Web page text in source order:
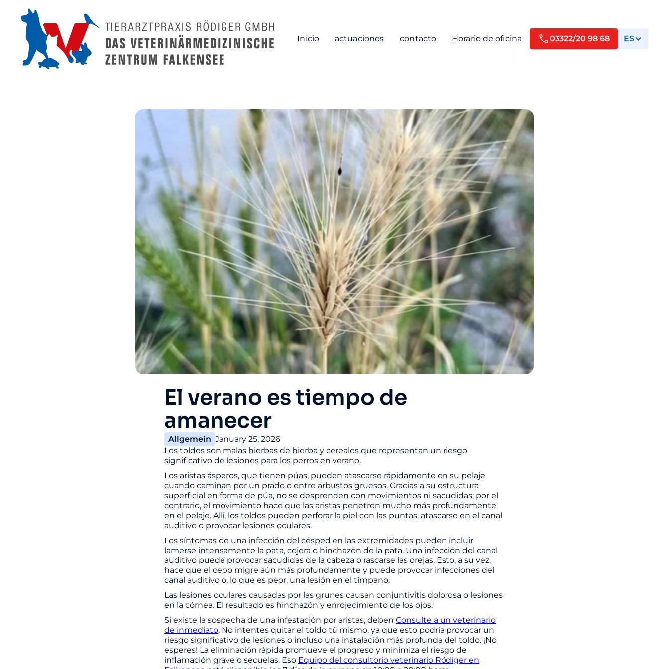
Inicio actuaciones contacto Horario de oficina 03322/20 98 68 ES
El verano es tiempo de
amanecer
Allgemein January 25, 2026
Los toldos son malas hierbas de hierba y cereales que representan un riesgo
significativo de lesiones para los perros en verano.
Los aristas ásperos, que tienen púas, pueden atascarse rápidamente en su pelaje
cuando caminan por un prado o entre arbustos gruesos. Gracias a su estructura
superficial en forma de púa, no se desprenden con movimientos ni sacudidas; por el
contrario, el movimiento hace que las aristas penetren mucho más profundamente
en el pelaje. Allí, los toldos pueden perforar la piel con las puntas, atascarse en el canal
auditivo o provocar lesiones oculares.
Los síntomas de una infección del césped en las extremidades pueden incluir
lamerse intensamente la pata, cojera o hinchazón de la pata. Una infección del canal
auditivo puede provocar sacudidas de la cabeza o rascarse las orejas. Esto, a su vez,
hace que el cepo migre aún más profundamente y puede provocar infecciones del
canal auditivo o, lo que es peor, una lesión en el tímpano.
Las lesiones oculares causadas por las grunes causan conjuntivitis dolorosa o lesiones
en la córnea. El resultado es hinchazón y enrojecimiento de los ojos.
Si existe la sospecha de una infestación por aristas, deben Consulte a un veterinario
de inmediato. No intentes quitar el toldo tú mismo, ya que esto podría provocar un
riesgo significativo de lesiones o incluso una instalación más profunda del toldo. ¡No
esperes! La eliminación rápida promueve el progreso y minimiza el riesgo de
inflamación grave o secuelas. Eso Equipo del consultorio veterinario Rödiger en